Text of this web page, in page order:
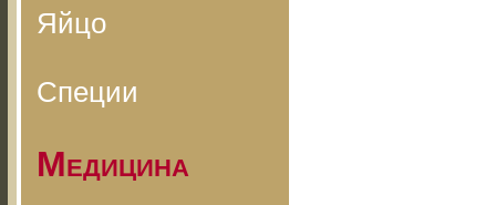
Яйцо
Специи
Медицина